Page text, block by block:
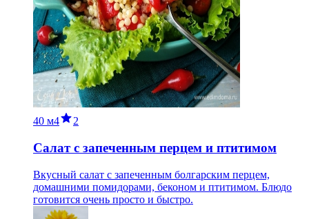
40 м4 2
Салат с запеченным перцем и птитимом
Вкусный салат с запеченным болгарским перцем,
домашними помидорами, беконом и птитимом. Блюдо
готовится очень просто и быстро.